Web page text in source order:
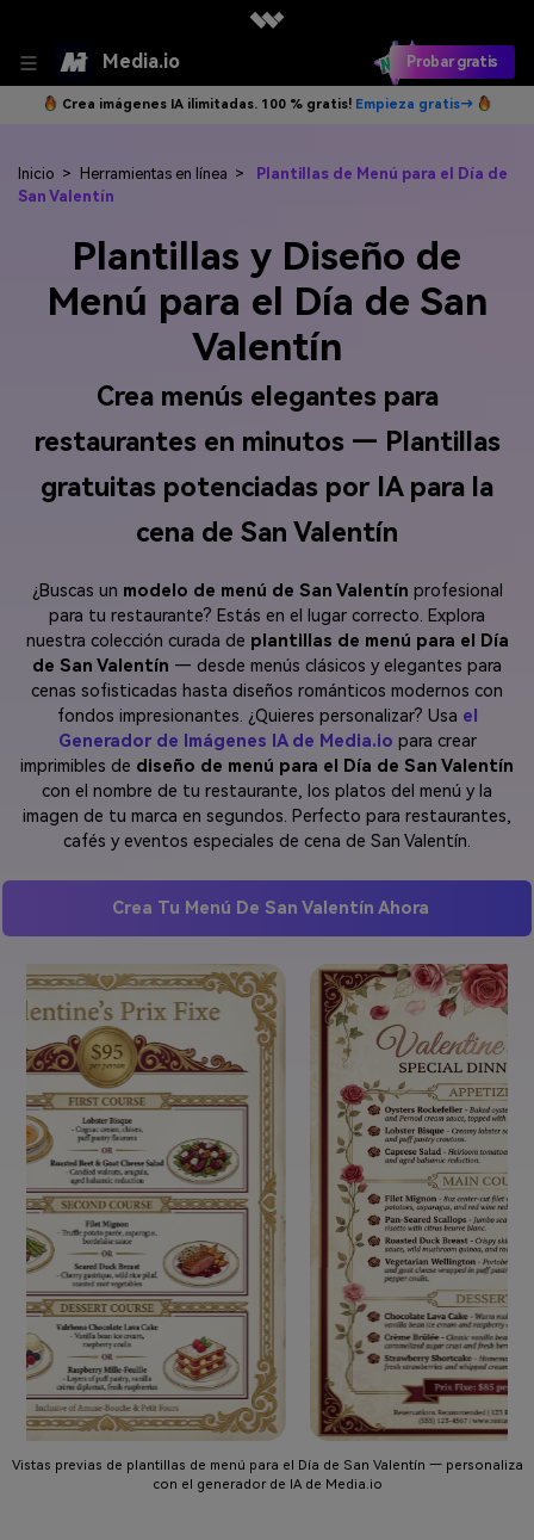
Media.io Probar gratis
Crea imágenes IA ilimitadas. 100 % gratis! Empieza gratis→
Inicio > Herramientas en línea >
Plantillas de Menú para el Día de
San Valentín
Plantillas y Diseño de
Menú para el Día de San
Valentín
Crea menús elegantes para
restaurantes en minutos — Plantillas
gratuitas potenciadas por IA para la
cena de San Valentín
¿Buscas un modelo de menú de San Valentín profesional
para tu restaurante? Estás en el lugar correcto. Explora
nuestra colección curada de plantillas de menú para el Día
de San Valentín — desde menús clásicos y elegantes para
cenas sofisticadas hasta diseños románticos modernos con
fondos impresionantes. ¿Quieres personalizar? Usa el
Generador de Imágenes IA de Media.io para crear
imprimibles de diseño de menú para el Día de San Valentín
con el nombre de tu restaurante, los platos del menú y la
imagen de tu marca en segundos. Perfecto para restaurantes,
cafés y eventos especiales de cena de San Valentín.
Crea Tu Menú De San Valentín Ahora
Vistas previas de plantillas de menú para el Día de San Valentín — personaliza
con el generador de IA de Media.io